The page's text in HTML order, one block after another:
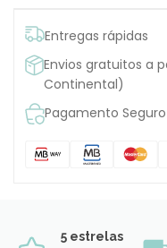
Entregas rápidas
Envios gratuitos a
Continental)
Pagamento Seguro
5 estrelas